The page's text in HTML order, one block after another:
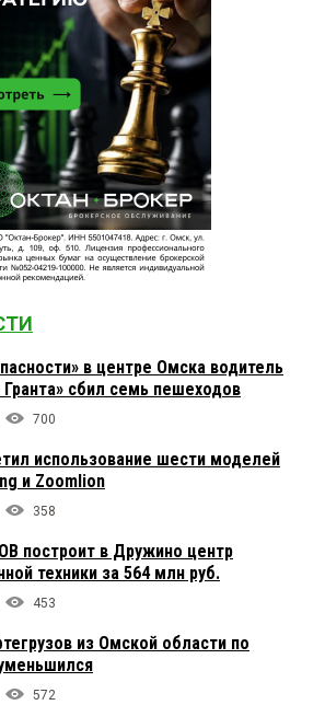
в центре Омска водитель
сбил семь пешеходов
700
использование шести моделей
и Zoomlion
358
построит в Дружино центр
техники за 564 млн руб.
453
из Омской области по
572